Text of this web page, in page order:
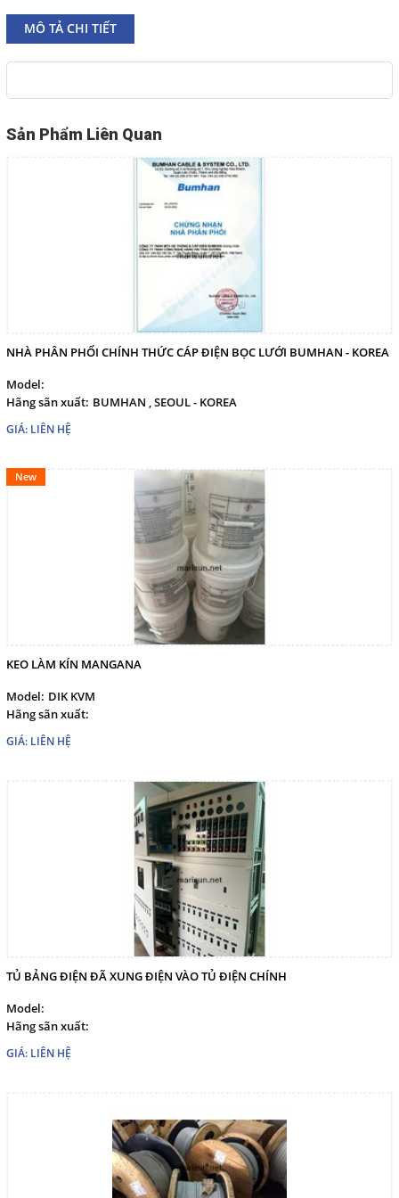
MÔ TẢ CHI TIẾT
Sản Phẩm Liên Quan
NHÀ PHÂN PHỐI CHÍNH THỨC CÁP ĐIỆN BỌC LƯỚI BUMHAN - KOREA
Model:
Hãng sãn xuất: BUMHAN , SEOUL - KOREA
GIÁ: LIÊN HỆ
New
KEO LÀM KÍN MANGANA
Model: DIK KVM
Hãng sãn xuất:
GIÁ: LIÊN HỆ
TỦ BẢNG ĐIỆN ĐÃ XUNG ĐIỆN VÀO TỦ ĐIỆN CHÍNH
Model:
Hãng sãn xuất:
GIÁ: LIÊN HỆ
English
Facebook
098 392 0098 - 0983117524
Email
Gọi cho chúng tôi
COPYRIGHT 2017. ALL RIGHTS RESERVED